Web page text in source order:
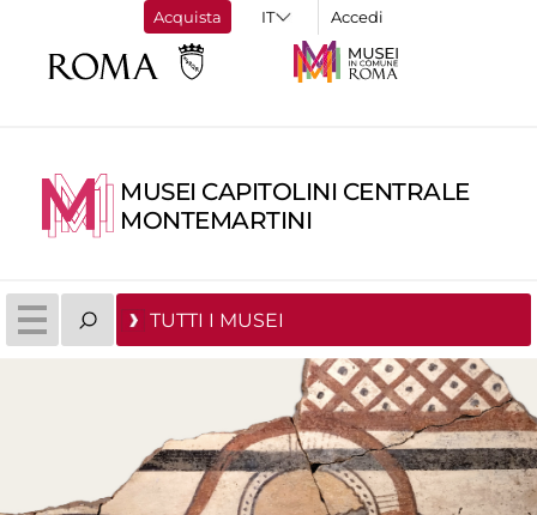
Acquista Accedi
MUSEI CAPITOLINI CENTRALE
MONTEMARTINI
TUTTI I MUSEI